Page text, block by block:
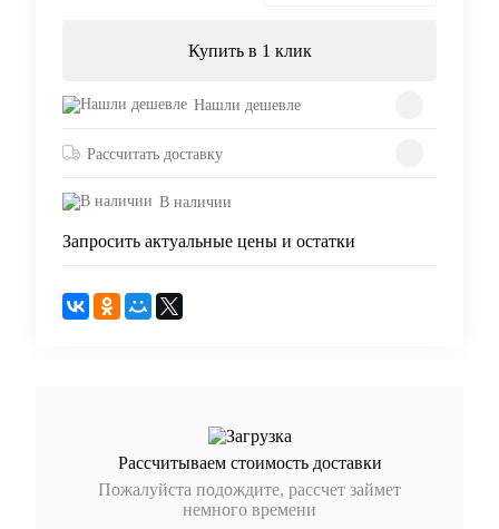
Купить в 1 клик
Нашли дешевле
Рассчитать доставку
В наличии
Запросить актуальные цены и остатки
Рассчитываем стоимость доставки
Пожалуйста подождите, рассчет займет
немного времени